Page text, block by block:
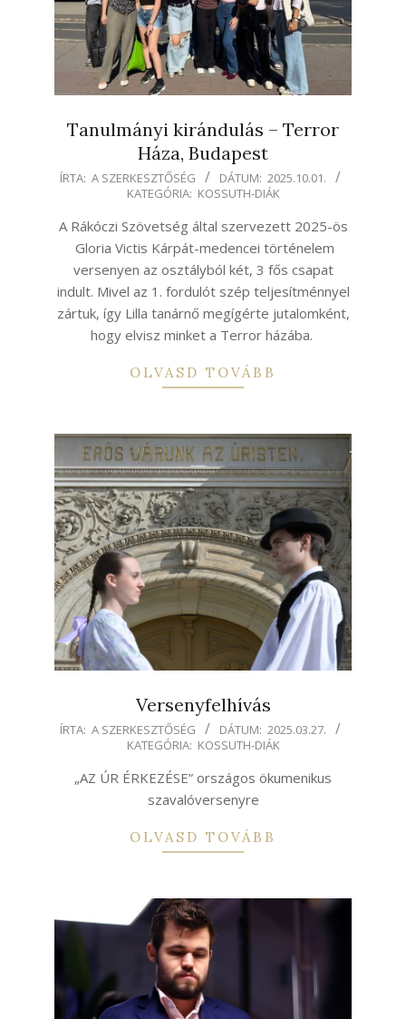
Tanulmányi kirándulás – Terror
Háza, Budapest
2025-
01
ÍRTA: A SZERKESZTŐSÉG DÁTUM: 2025.10.01.
KATEGÓRIA: KOSSUTH-DIÁK
A Rákóczi Szövetség által szervezett 2025-ös
Gloria Victis Kárpát-medencei történelem
versenyen az osztályból két, 3 fős csapat
indult. Mivel az 1. fordulót szép teljesítménnyel
zártuk, így Lilla tanárnő megígérte jutalomként,
hogy elvisz minket a Terror házába.
OLVASD TOVÁBB
Versenyfelhívás
2025-
ÍRTA: A SZERKESZTŐSÉG DÁTUM: 2025.03.27.
KATEGÓRIA: KOSSUTH-DIÁK
„AZ ÚR ÉRKEZÉSE” országos ökumenikus
szavalóversenyre
OLVASD TOVÁBB